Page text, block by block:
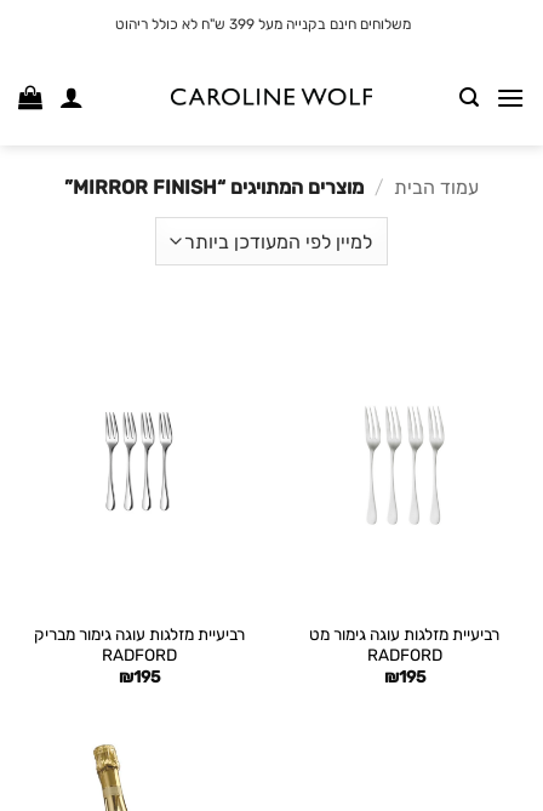
משלוחים חינם בקנייה מעל 399 ש"ח לא כולל ריהוט
עמוד הבית / מוצרים המתויגים “MIRROR FINISH”
רביעיית מזלגות עוגה גימור מט
RADFORD
₪195
רביעיית מזלגות עוגה גימור מבריק
RADFORD
₪195